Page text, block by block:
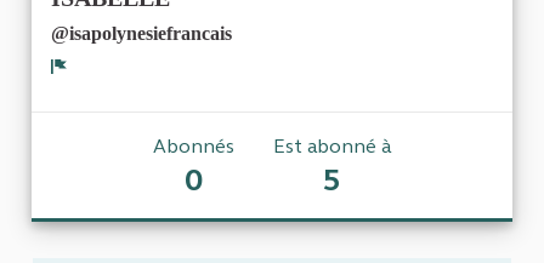
@isapolynesiefrancais
Abonnés
0
Est abonné à
5